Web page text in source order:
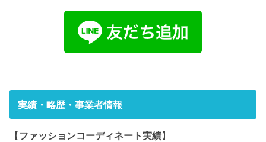
実績・略歴・事業者情報
【 ファッションコーディネート実績】